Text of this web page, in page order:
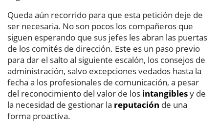
Queda aún recorrido para que esta petición deje de
ser necesaria. No son pocos los compañeros que
siguen esperando que sus jefes les abran las puertas
de los comités de dirección. Este es un paso previo
para dar el salto al siguiente escalón, los consejos de
administración, salvo excepciones vedados hasta la
fecha a los profesionales de comunicación, a pesar
del reconocimiento del valor de los intangiblesy de
la necesidad de gestionar la reputación de una
forma proactiva.